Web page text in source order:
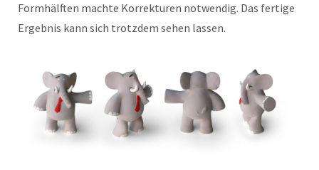
Formhälften machte Korrekturen notwendig. Das fertige
Ergebnis kann sich trotzdem sehen lassen.